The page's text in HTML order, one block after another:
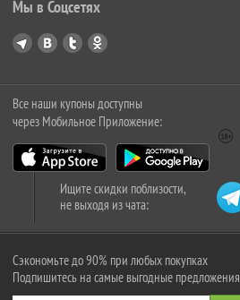
Мы в Соцсетях
Все наши купоны доступны
через Мобильное Приложение:
Ищите скидки поблизости,
не выходя из чата:
Сэкономьте до 90% при любых покупках
Подпишитесь на самые выгодные предложения